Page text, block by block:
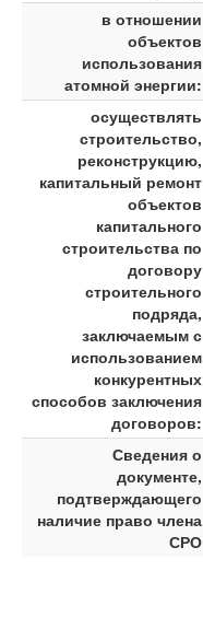
в отношении
объектов
использования
атомной энергии:
осуществлять
строительство,
реконструкцию,
капитальный ремонт
объектов
капитального
строительства по
договору
строительного
подряда,
заключаемым с
использованием
конкурентных
способов заключения
договоров:
Сведения о
документе,
подтверждающего
наличие право члена
СРО